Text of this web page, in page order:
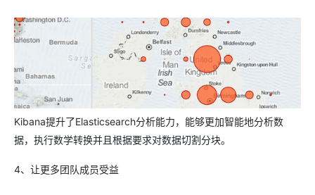
Kibana提升了Elasticsearch分析能力，能够更加智能地分析数
据，执行数学转换并且根据要求对数据切割分块。
4、让更多团队成员受益